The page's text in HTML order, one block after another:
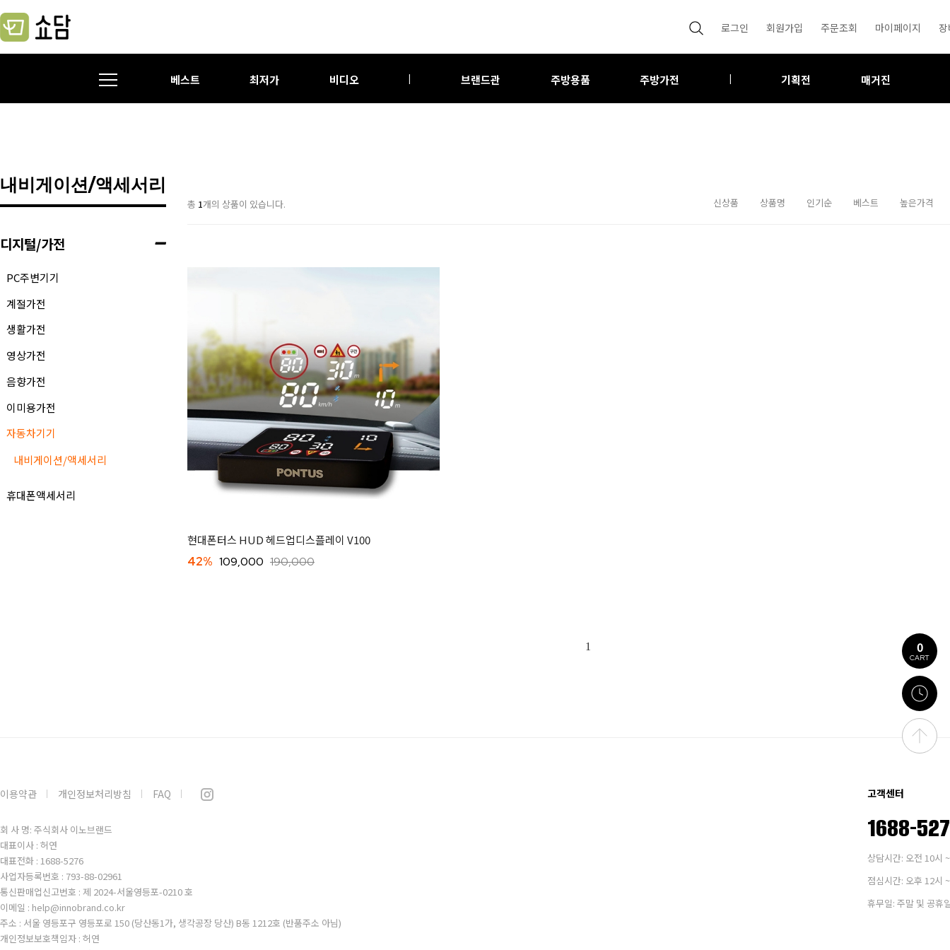
0
CART
로그인 회원가입 주문조회 마이페이지
베스트 최저가 비디오 | 브랜드관 주방용품 주방가전 | 기획전 매거진
내비게이션/액세서리
디지털/가전
PC주변기기
계절가전
생활가전
영상가전
음향가전
이미용가전
자동차기기
내비게이션/액세서리
휴대폰액세서리
총 1개의 상품이 있습니다. 신상품 상품명 인기순 베스트 높은가격
현대폰터스 HUD 헤드업디스플레이 V100
42% 109,000 190,000
1
이용약관 개인정보처리방침 FAQ
회 사 명: 주식회사 이노브랜드
대표이사 : 허연
대표전화 : 1688-5276
사업자등록번호 : 793-88-02961
통신판매업신고번호 : 제 2024-서울영등포-0210 호
이메일 : help@innobrand.co.kr
주소 : 서울 영등포구 영등포로 150 (당산동1가, 생각공장 당산) B동 1212호 (반품주소 아님)
개인정보보호책임자 : 허연
고객센터
1688-
상담시간: 오전 10시
점심시간: 오후 12시
휴무일: 주말 및 공휴